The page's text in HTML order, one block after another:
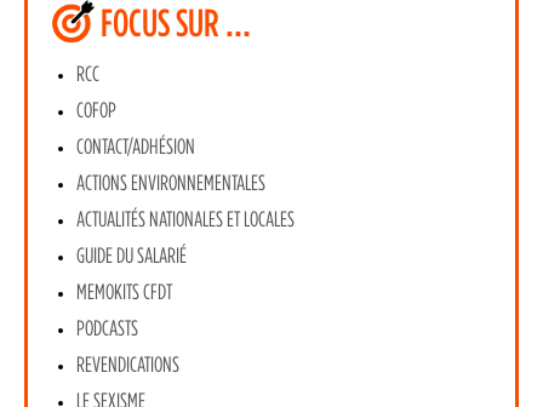
FOCUS SUR …
RCC
COFOP
CONTACT/ADHÉSION
ACTIONS ENVIRONNEMENTALES
ACTUALITÉS NATIONALES ET LOCALES
GUIDE DU SALARIÉ
MEMOKITS CFDT
PODCASTS
REVENDICATIONS
LE SEXISME